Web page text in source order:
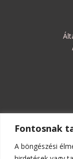
Fontosnak
A böngészési